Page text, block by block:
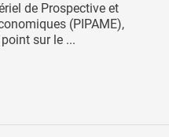
de Prospective et
(PIPAME),
sur le ...